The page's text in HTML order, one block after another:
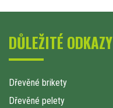
DŮLEŽITÉ ODKAZY
Dřevěné brikety
Dřevěné pelety